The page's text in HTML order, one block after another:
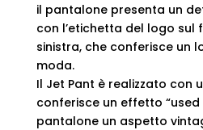
il pantalone presenta un
con l’etichetta del logo
sinistra, che conferisce un
moda.
Il Jet Pant è realizzato con
conferisce un effetto
pantalone un aspetto